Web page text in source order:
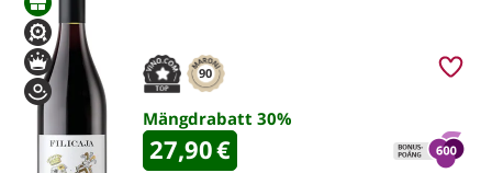
90
Mängdrabatt 30%
27,90€